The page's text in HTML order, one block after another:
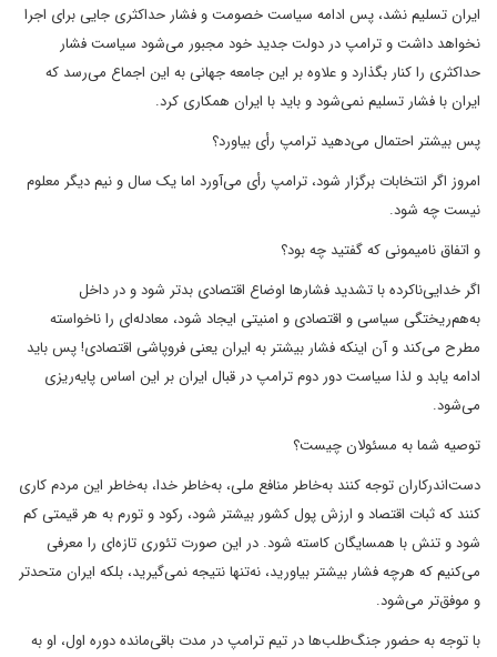
ایران تسلیم نشد، پس ادامه سیاست خصومت و فشار حداکثری جایی برای اجرا
نخواهد داشت و ترامپ در دولت جدید خود مجبور می‌شود سیاست فشار
حداکثری را کنار بگذارد و علاوه بر این جامعه جهانی به این اجماع می‌رسد که
ایران با فشار تسلیم نمی‌شود و باید با ایران همکاری کرد.
پس بیشتر احتمال می‌دهید ترامپ رأی بیاورد؟
امروز اگر انتخابات برگزار شود، ترامپ رأی می‌آورد اما یک سال و نیم دیگر معلوم
نیست چه شود.
و اتفاق نامیمونی که گفتید چه بود؟
اگر خدایی‌ناکرده با تشدید فشارها اوضاع اقتصادی بدتر شود و در داخل
به‌هم‌ریختگی سیاسی و اقتصادی و امنیتی ایجاد شود، معادله‌ای را ناخواسته
مطرح می‌کند و آن اینکه فشار بیشتر به ایران یعنی فروپاشی اقتصادی! پس باید
ادامه یابد و لذا سیاست دور دوم ترامپ در قبال ایران بر این اساس پایه‌ریزی
می‌شود.
توصیه شما به مسئولان چیست؟
دست‌اندرکاران توجه کنند به‌خاطر منافع ملی، به‌خاطر خدا، به‌خاطر این مردم کاری
کنند که ثبات اقتصاد و ارزش پول کشور بیشتر شود، رکود و تورم به هر قیمتی کم
شود و تنش با همسایگان کاسته شود. در این صورت تئوری تازه‌ای را معرفی
می‌کنیم که هرچه فشار بیشتر بیاورید، نه‌تنها نتیجه نمی‌گیرید، بلکه ایران متحدتر
و موفق‌تر می‌شود.
با توجه به حضور جنگ‌طلب‌ها در تیم ترامپ در مدت باقی‌مانده ‌دوره اول، او به